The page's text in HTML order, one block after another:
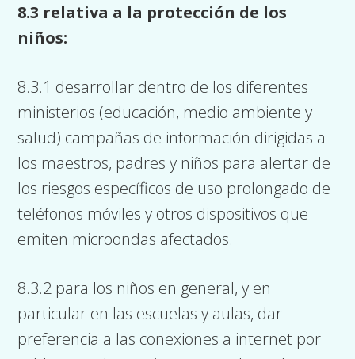
8.3 relativa a la protección de los
niños:
8.3.1 desarrollar dentro de los diferentes
ministerios (educación, medio ambiente y
salud) campañas de información dirigidas a
los maestros, padres y niños para alertar de
los riesgos específicos de uso prolongado de
teléfonos móviles y otros dispositivos que
emiten microondas afectados.
8.3.2 para los niños en general, y en
particular en las escuelas y aulas, dar
preferencia a las conexiones a internet por